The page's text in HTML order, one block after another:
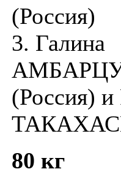
(Россия)
3. Галина
(Россия) и
80 кг